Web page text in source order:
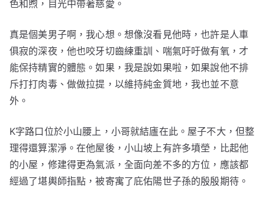
色和煦，目光中帶著慈愛。
真是個美男子啊，我心想。想像沒看見他時，也許是人車
俱寂的深夜，他也咬牙切齒練重訓、喘氣吁吁做有氧，才
能保持精實的體態。如果，我是說如果啦，如果說他不排
斥打打肉毒、做做拉提，以維持純金質地，我也並不意
外。
K字路口位於小山腰上，小哥就結廬在此。屋子不大，但整
理得還算潔淨。在他屋後，小山坡上有許多墳塋，比起他
的小屋，修建得更為氣派，全面向差不多的方位，應該都
經過了堪輿師指點，被寄寓了庇佑陽世子孫的殷殷期待。